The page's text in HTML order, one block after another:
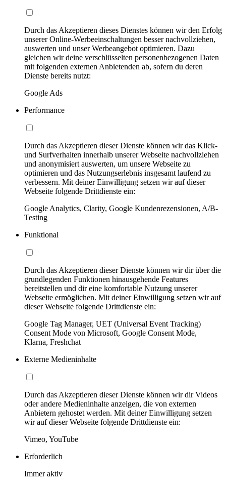
Durch das Akzeptieren dieses Dienstes können wir den Erfolg
unserer Online-Werbeeinschaltungen besser nachvollziehen,
auswerten und unser Werbeangebot optimieren. Dazu
gleichen wir deine verschlüsselten personenbezogenen Daten
mit folgenden externen Anbietenden ab, sofern du deren
Dienste bereits nutzt:
Google Ads
Performance
Durch das Akzeptieren dieser Dienste können wir das Klick-
und Surfverhalten innerhalb unserer Webseite nachvollziehen
und anonymisiert auswerten, um unsere Webseite zu
optimieren und das Nutzungserlebnis insgesamt laufend zu
verbessern. Mit deiner Einwilligung setzen wir auf dieser
Webseite folgende Drittdienste ein:
Google Analytics, Clarity, Google Kundenrezensionen, A/B-
Testing
Funktional
Durch das Akzeptieren dieser Dienste können wir dir über die
grundlegenden Funktionen hinausgehende Features
bereitstellen und dir eine komfortable Nutzung unserer
Webseite ermöglichen. Mit deiner Einwilligung setzen wir auf
dieser Webseite folgende Drittdienste ein:
Google Tag Manager, UET (Universal Event Tracking)
Consent Mode von Microsoft, Google Consent Mode,
Klarna, Freshchat
Externe Medieninhalte
Durch das Akzeptieren dieser Dienste können wir dir Videos
oder andere Medieninhalte anzeigen, die von externen
Anbietern gehostet werden. Mit deiner Einwilligung setzen
wir auf dieser Webseite folgende Drittdienste ein:
Vimeo, YouTube
Erforderlich
Immer aktiv